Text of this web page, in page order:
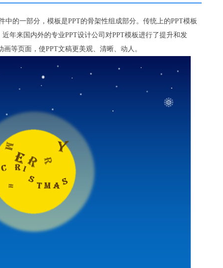
中的一部分，模板是PPT的骨架性组成部分。传统上的PPT模板
年来国内外的专业PPT设计公司对PPT模板进行了提升和发
等页面，使PPT文稿更美观、清晰、动人。